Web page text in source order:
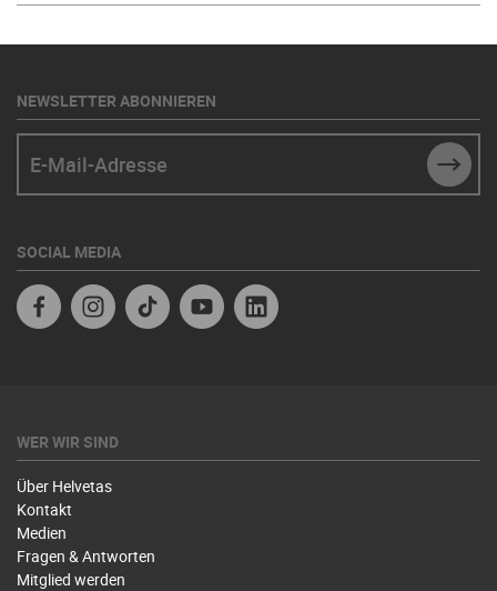
NEWSLETTER ABONNIEREN
SOCIAL MEDIA
FacebookInstagramTikTok Youtube
WER WIR SIND
Über Helvetas
Kontakt
Medien
Fragen & Antworten
Mitglied werden